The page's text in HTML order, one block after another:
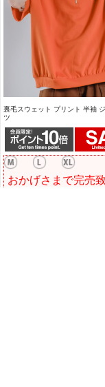
裏毛スウェット プリント 半袖
ツ
おかげさまで完売